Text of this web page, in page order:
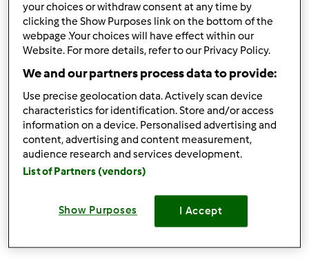
acho que ganhei, encontrei uma unica enbalagem com
fernento em saquetas e penso que seja esse (ainda não
exprementei).Agora as natas frescas?!?!?!!:mixie-crying:
guerra perdida mesmo... não encontro.... onde comprar , e
em que zona do super... e claro, não podem ser
substituidas pelas natas normais, de culinário ou para
bater mas fresquinhas?!?! HELPPEspero não estar a
abusar, mas tenho outra questão, acho um pouco
estranho os iogurtes se fazerem com um iogurte natural...
atum comprar por comprar compramos todos... nao há
nenhuma receita de iogurtes simples, que não leve
your choices or withdraw consent at any time by
clicking the Show Purposes link on the bottom of the
webpage .Your choices will have effect within our
Website. For more details, refer to our Privacy Policy.
We and our partners process data to provide:
Use precise geolocation data. Actively scan device
characteristics for identification. Store and/or access
information on a device. Personalised advertising and
content, advertising and content measurement,
audience research and services development.
List of Partners (vendors)
Show Purposes I Accept